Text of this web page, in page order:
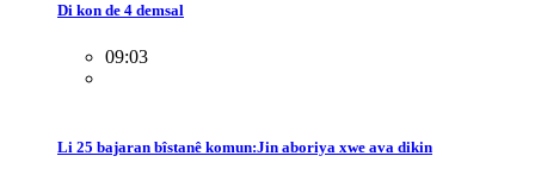
Di kon de 4 demsal
09:03
Li 25 bajaran bîstanê komun:Jin aboriya xwe ava dikin